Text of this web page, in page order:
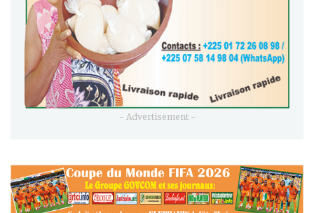
- Advertisement -